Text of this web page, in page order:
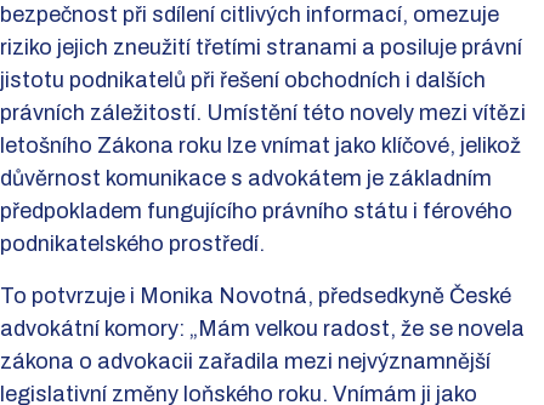
bezpečnost při sdílení citlivých informací, omezuje
riziko jejich zneužití třetími stranami a posiluje právní
jistotu podnikatelů při řešení obchodních i dalších
právních záležitostí. Umístění této novely mezi vítězi
letošního Zákona roku lze vnímat jako klíčové, jelikož
důvěrnost komunikace s advokátem je základním
předpokladem fungujícího právního státu i férového
podnikatelského prostředí.
To potvrzuje i Monika Novotná, předsedkyně České
advokátní komory: „Mám velkou radost, že se novela
zákona o advokacii zařadila mezi nejvýznamnější
legislativní změny loňského roku. Vnímám ji jako